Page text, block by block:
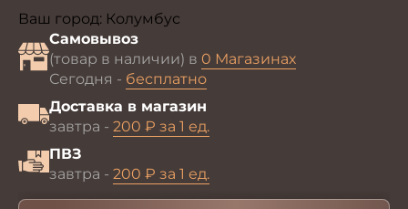
Ваш город: Колумбус
Самовывоз
(товар в наличии) в 0 Магазинах
Сегодня - бесплатно
Доставка в магазин
завтра - 200 ₽ за 1 ед.
ПВЗ
завтра - 200 ₽ за 1 ед.